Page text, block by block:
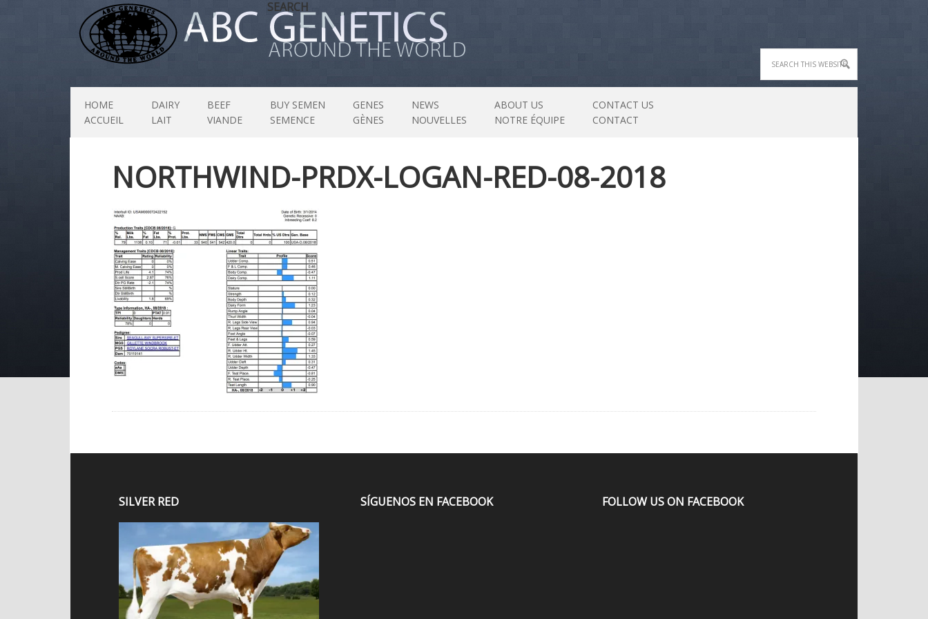
SEARCH
HOME
ACCUEIL
DAIRY
LAIT
BEEF
VIANDE
BUY SEMEN
SEMENCE
GENES
GÈNES
NEWS
NOUVELLES
ABOUT US
NOTRE ÉQUIPE
CONTACT US
CONTACT
NORTHWIND-PRDX-LOGAN-RED-08-2018
SILVER RED SÍGUENOS EN FACEBOOK FOLLOW US ON FACEBOOK